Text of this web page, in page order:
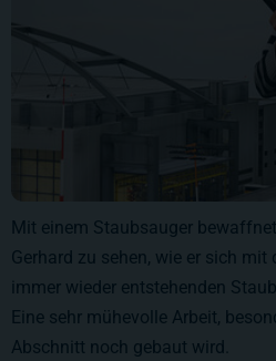
Mit einem Staubsauger
Gerhard zu sehen, wie er sich
immer wieder entstehenden
Eine sehr mühevolle Arbeit,
Abschnitt noch gebaut wird.